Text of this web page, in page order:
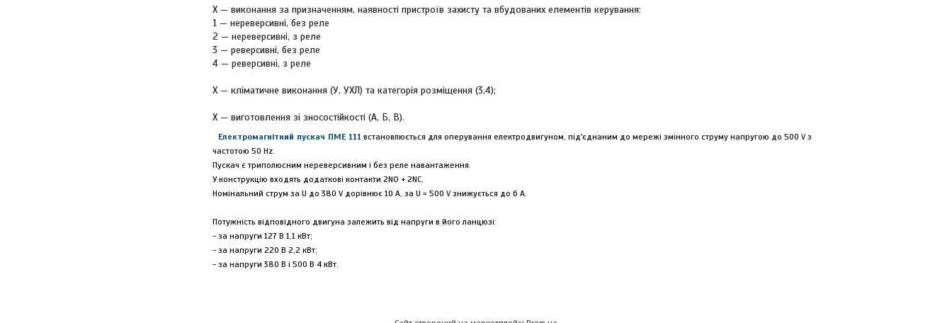
X — виконання за призначенням, наявності пристроїв захисту та вбудованих елементів керування:
1 — нереверсивні, без реле
2 — нереверсивні, з реле
3 — реверсивні, без реле
4 — реверсивні, з реле
X — кліматичне виконання (У, УХЛ) та категорія розміщення (3,4);
X — виготовлення зі зносостійкості (А, Б, В).
Електромагнітний пускач ПМЕ 111 встановлюється для оперування електродвигуном, під'єднаним до мережі змінного струму напругою до 500 V з
частотою 50 Hz.
Пускач є триполюсним нереверсивним і без реле навантаження.
У конструкцію входять додаткові контакти 2NO + 2NC.
Номінальний струм за U до 380 V дорівнює 10 А, за U = 500 V знижується до 6 А.
Потужність відповідного двигуна залежить від напруги в його ланцюзі:
- за напруги 127 В 1,1 кВт;
- за напруги 220 В 2,2 кВт;
- за напруги 380 В і 500 В 4 кВт.